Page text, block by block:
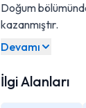
Doğum
kazanmıştır.
Devamı
İlgi Alanları